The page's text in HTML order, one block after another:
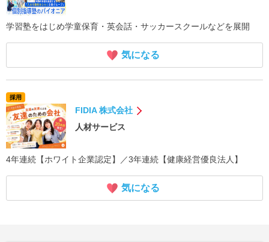
学習塾をはじめ学童保育・英会話・サッカースクールなどを展開
気になる
採用
FIDIA 株式会社
人材サービス
4年連続【ホワイト企業認定】／3年連続【健康経営優良法人】
気になる